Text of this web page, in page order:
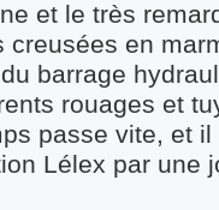
et le très
creusées en
barrage
rouages et
passe vite, et
Lélex par une